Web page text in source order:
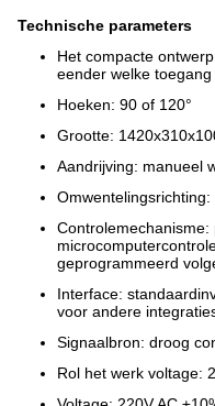
Technische parameters
Het compacte
eender welke
Hoeken: 90 of 120°
Grootte:
Aandrijving: manueel
Controlemechanisme:
geprogrammeerd
Interface:
voor andere
Signaalbron: droog
Rol het werk voltage: